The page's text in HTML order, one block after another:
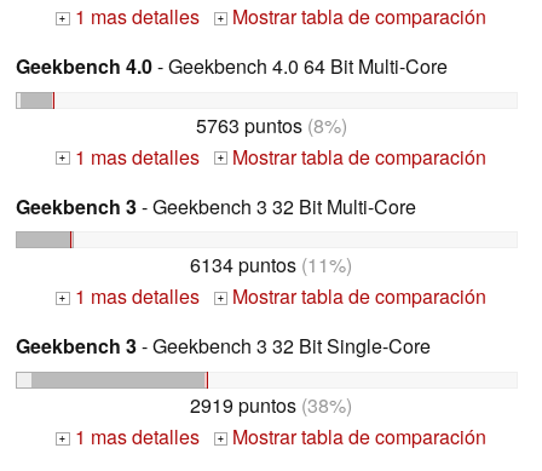
+ 1 mas detalles +
Mostrar tabla de comparación
Geekbench 4.0- Geekbench 4.0 64 Bit Multi-Core
5763 puntos(8%)
+ 1 mas detalles +
Mostrar tabla de comparación
Geekbench 3- Geekbench 3 32 Bit Multi-Core
6134 puntos (11%)
+ 1 mas detalles +
Mostrar tabla de comparación
Geekbench 3- Geekbench 3 32 Bit Single-Core
2919 puntos (38%)
+ 1 mas detalles +
Mostrar tabla de comparación